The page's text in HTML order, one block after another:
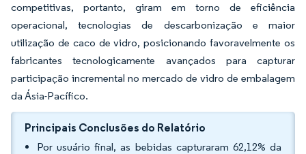
competitivas, portanto, giram em torno de eficiência
operacional, tecnologias de descarbonização e maior
utilização de caco de vidro, posicionando favoravelmente os
fabricantes tecnologicamente avançados para capturar
participação incremental no mercado de vidro de embalagem
da Ásia-Pacífico.
Principais Conclusões do Relatório
Por usuário final, as bebidas capturaram 62,12% da